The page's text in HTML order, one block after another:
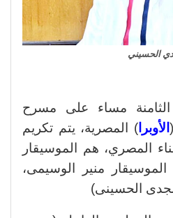
الحسيني
مساء على مسرح
الأوبرا) المصرية، يتم تكريم
المصري، هم الموسيقار
منير الوسيمى،
الحسينى)